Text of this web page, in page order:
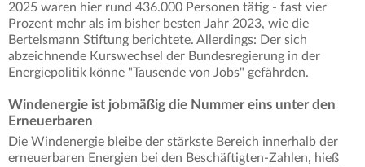
2025 waren hier rund 436.000 Personen tätig - fast vier
Prozent mehr als im bisher besten Jahr 2023, wie die
Bertelsmann Stiftung berichtete. Allerdings: Der sich
abzeichnende Kurswechsel der Bundesregierung in der
Energiepolitik könne "Tausende von Jobs" gefährden.
Windenergie ist jobmäßig die Nummer eins unter den
Erneuerbaren
Die Windenergie bleibe der stärkste Bereich innerhalb der
erneuerbaren Energien bei den Beschäftigten-Zahlen, hieß